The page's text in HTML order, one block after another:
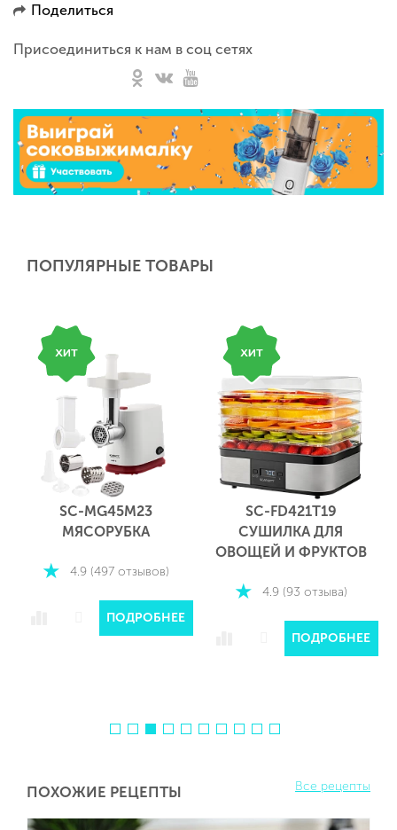
Поделиться
Присоединиться к нам в соц сетях
ПОПУЛЯРНЫЕ ТОВАРЫ
SC-MG45M23
МЯСОРУБКА
4.9 (497 отзывов)
ПОДРОБНЕЕ
SC-FD421T19
СУШИЛКА ДЛЯ
ОВОЩЕЙ И ФРУКТОВ
4.9 (93 отзыва)
ПОДРОБНЕЕ
ПОХОЖИЕ РЕЦЕПТЫ Все рецепты